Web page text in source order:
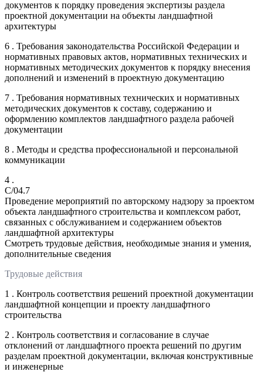
документов к порядку проведения экспертизы раздела
проектной документации на объекты ландшафтной
архитектуры
6 . Требования законодательства Российской Федерации и
нормативных правовых актов, нормативных технических и
нормативных методических документов к порядку внесения
дополнений и изменений в проектную документацию
7 . Требования нормативных технических и нормативных
методических документов к составу, содержанию и
оформлению комплектов ландшафтного раздела рабочей
документации
8 . Методы и средства профессиональной и персональной
коммуникации
4 .
C/04.7
Проведение мероприятий по авторскому надзору за проектом
объекта ландшафтного строительства и комплексом работ,
связанных с обслуживанием и содержанием объектов
ландшафтной архитектуры
Смотреть трудовые действия, необходимые знания и умения,
дополнительные сведения
Трудовые действия
1 . Контроль соответствия решений проектной документации
ландшафтной концепции и проекту ландшафтного
строительства
2 . Контроль соответствия и согласование в случае
отклонений от ландшафтного проекта решений по другим
разделам проектной документации, включая конструктивные
и инженерные